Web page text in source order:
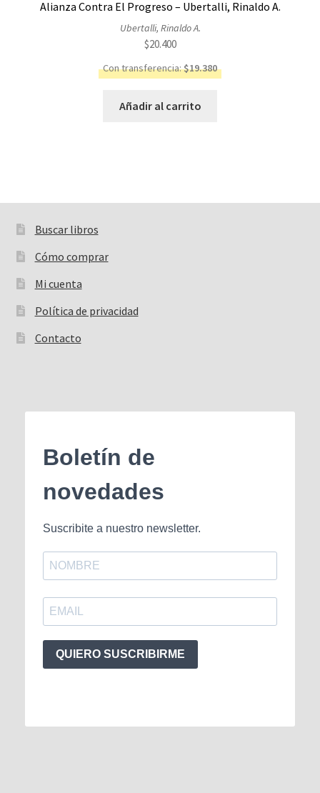
Alianza Contra El Progreso – Ubertalli, Rinaldo A.
Ubertalli, Rinaldo A.
$20.400
Con transferencia:$19.380
Añadir al carrito
Buscar libros
Buscar:
Cómo comprar
Mi cuenta
Política de privacidad
Contacto
Boletín de
novedades
Suscribite a nuestro newsletter.
QUIERO SUSCRIBIRME